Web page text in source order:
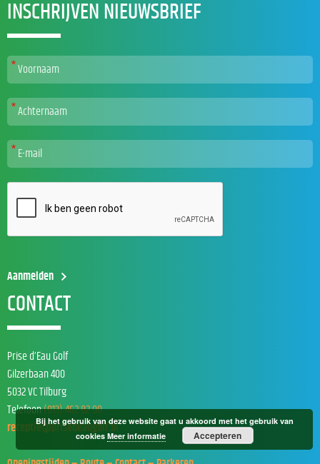
INSCHRIJVEN NIEUWSBRIEF
CONTACT
Prise d’Eau Golf
Gilzerbaan 400
5032 VC Tilburg
Telefoon(013) 462 82 00
receptie@prisedeaugolf.nl
Bij het gebruik van deze website gaat u akkoord met het gebruik van
cookies Meer informatie Accepteren